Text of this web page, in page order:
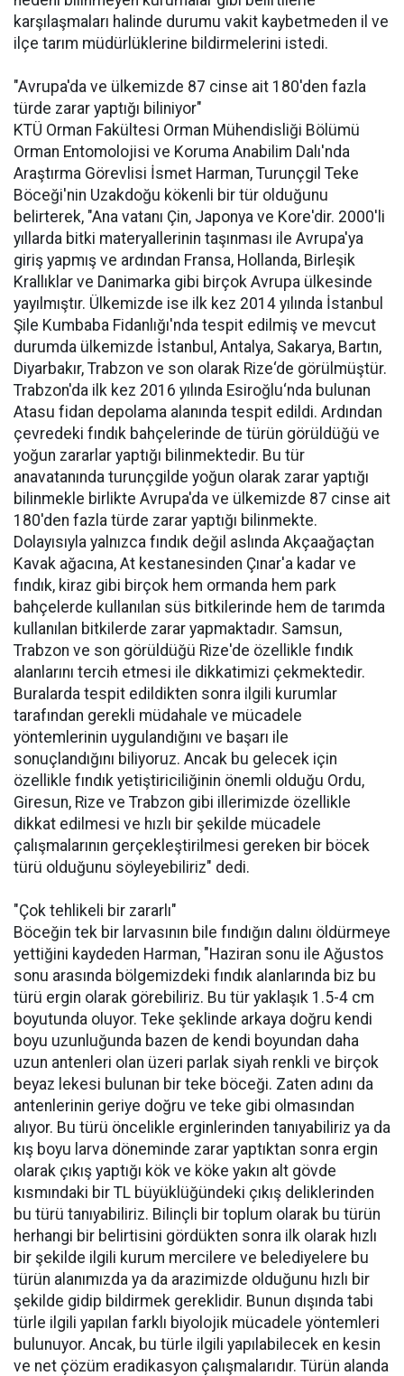
karşılaşmaları halinde durumu vakit kaybetmeden il ve
ilçe tarım müdürlüklerine bildirmelerini istedi.
"Avrupa'da ve ülkemizde 87 cinse ait 180'den fazla
türde zarar yaptığı biliniyor"
KTÜ Orman Fakültesi Orman Mühendisliği Bölümü
Orman Entomolojisi ve Koruma Anabilim Dalı'nda
Araştırma Görevlisi İsmet Harman, Turunçgil Teke
Böceği'nin Uzakdoğu kökenli bir tür olduğunu
belirterek, "Ana vatanı Çin, Japonya ve Kore'dir. 2000'li
yıllarda bitki materyallerinin taşınması ile Avrupa'ya
giriş yapmış ve ardından Fransa, Hollanda, Birleşik
Krallıklar ve Danimarka gibi birçok Avrupa ülkesinde
yayılmıştır. Ülkemizde ise ilk kez 2014 yılında İstanbul
Şile Kumbaba Fidanlığı'nda tespit edilmiş ve mevcut
durumda ülkemizde İstanbul, Antalya, Sakarya, Bartın,
Diyarbakır, Trabzon ve son olarak Rize‘de görülmüştür.
Trabzon'da ilk kez 2016 yılında Esiroğlu‘nda bulunan
Atasu fidan depolama alanında tespit edildi. Ardından
çevredeki fındık bahçelerinde de türün görüldüğü ve
yoğun zararlar yaptığı bilinmektedir. Bu tür
anavatanında turunçgilde yoğun olarak zarar yaptığı
bilinmekle birlikte Avrupa'da ve ülkemizde 87 cinse ait
180'den fazla türde zarar yaptığı bilinmekte.
Dolayısıyla yalnızca fındık değil aslında Akçaağaçtan
Kavak ağacına, At kestanesinden Çınar'a kadar ve
fındık, kiraz gibi birçok hem ormanda hem park
bahçelerde kullanılan süs bitkilerinde hem de tarımda
kullanılan bitkilerde zarar yapmaktadır. Samsun,
Trabzon ve son görüldüğü Rize'de özellikle fındık
alanlarını tercih etmesi ile dikkatimizi çekmektedir.
Buralarda tespit edildikten sonra ilgili kurumlar
tarafından gerekli müdahale ve mücadele
yöntemlerinin uygulandığını ve başarı ile
sonuçlandığını biliyoruz. Ancak bu gelecek için
özellikle fındık yetiştiriciliğinin önemli olduğu Ordu,
Giresun, Rize ve Trabzon gibi illerimizde özellikle
dikkat edilmesi ve hızlı bir şekilde mücadele
çalışmalarının gerçekleştirilmesi gereken bir böcek
türü olduğunu söyleyebiliriz" dedi.
"Çok tehlikeli bir zararlı"
Böceğin tek bir larvasının bile fındığın dalını öldürmeye
yettiğini kaydeden Harman, "Haziran sonu ile Ağustos
sonu arasında bölgemizdeki fındık alanlarında biz bu
türü ergin olarak görebiliriz. Bu tür yaklaşık 1.5-4 cm
boyutunda oluyor. Teke şeklinde arkaya doğru kendi
boyu uzunluğunda bazen de kendi boyundan daha
uzun antenleri olan üzeri parlak siyah renkli ve birçok
beyaz lekesi bulunan bir teke böceği. Zaten adını da
antenlerinin geriye doğru ve teke gibi olmasından
alıyor. Bu türü öncelikle erginlerinden tanıyabiliriz ya da
kış boyu larva döneminde zarar yaptıktan sonra ergin
olarak çıkış yaptığı kök ve köke yakın alt gövde
kısmındaki bir TL büyüklüğündeki çıkış deliklerinden
bu türü tanıyabiliriz. Bilinçli bir toplum olarak bu türün
herhangi bir belirtisini gördükten sonra ilk olarak hızlı
bir şekilde ilgili kurum mercilere ve belediyelere bu
türün alanımızda ya da arazimizde olduğunu hızlı bir
şekilde gidip bildirmek gereklidir. Bunun dışında tabi
türle ilgili yapılan farklı biyolojik mücadele yöntemleri
bulunuyor. Ancak, bu türle ilgili yapılabilecek en kesin
ve net çözüm eradikasyon çalışmalarıdır. Türün alanda